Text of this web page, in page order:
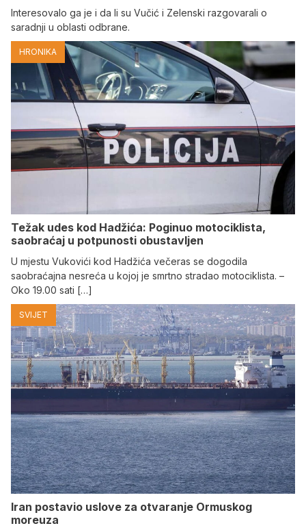
Interesovalo ga je i da li su Vučić i Zelenski razgovarali o
saradnji u oblasti odbrane.
HRONIKA
Težak udes kod Hadžića: Poginuo motociklista,
saobraćaj u potpunosti obustavljen
U mjestu Vukovići kod Hadžića večeras se dogodila
saobraćajna nesreća u kojoj je smrtno stradao motociklista. –
Oko 19.00 sati […]
SVIJET
Iran postavio uslove za otvaranje Ormuskog
moreuza